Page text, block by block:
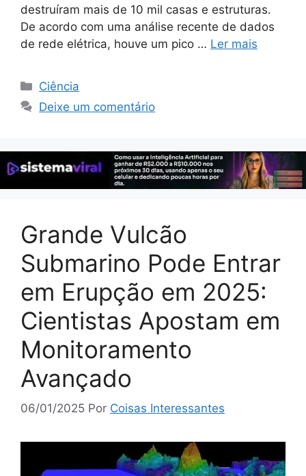
destruíram mais de 10 mil casas e estruturas.
De acordo com uma análise recente de dados
de rede elétrica, houve um pico … Ler mais
Categorias
Ciência
Deixe um comentário
Grande Vulcão
Submarino Pode Entrar
em Erupção em 2025:
Cientistas Apostam em
Monitoramento
Avançado
06/01/2025 Por Coisas Interessantes